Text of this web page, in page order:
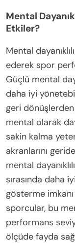
Mental
Etkiler?
Mental
ederek spor
Güçlü mental
daha iyi
geri
mental olarak
sakin kalma
akranlarını
mental
sırasında daha
gösterme
sporcular, bu
performans
ölçüde fayda